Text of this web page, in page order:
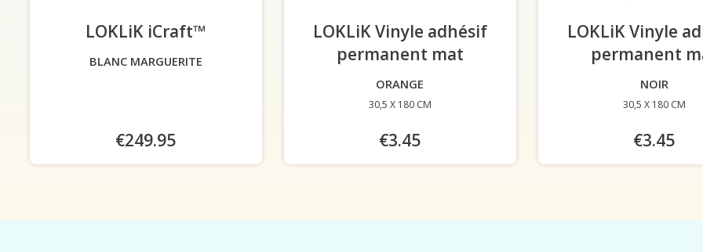
LOKLiK iCraft™
BLANC MARGUERITE
€249.95
LOKLiK Vinyle adhésif
permanent mat
ORANGE
30,5 X 180 CM
€3.45
LOKLiK Vinyle
permanent
NOIR
30,5 X 180 CM
€3.45